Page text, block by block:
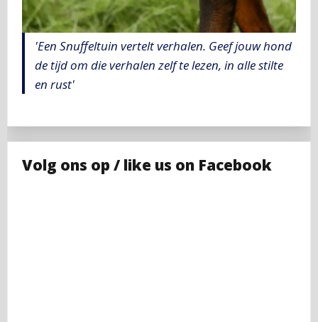
'Een Snuffeltuin vertelt verhalen. Geef jouw hond
de tijd om die verhalen zelf te lezen, in alle stilte
en rust'
Volg ons op / like us on Facebook